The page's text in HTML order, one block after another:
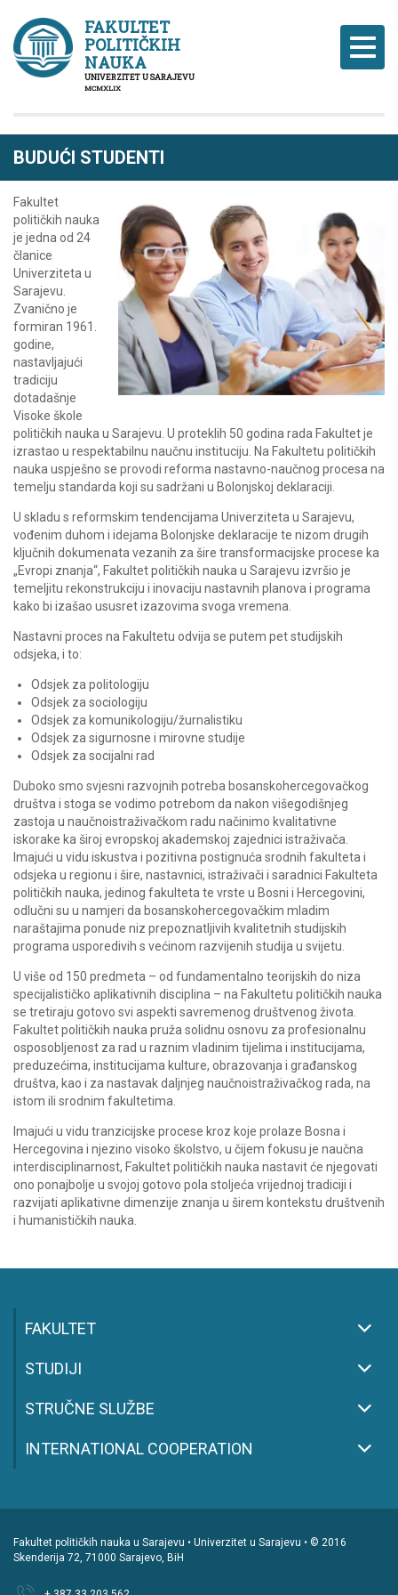
FAKULTET
POLITIČKIH
NAUKA
UNIVERZITET U SARAJEVU
MCMXLIX
BUDUĆI STUDENTI
Fakultet
političkih nauka
je jedna od 24
članice
Univerziteta u
Sarajevu.
Zvanično je
formiran 1961.
godine,
nastavljajući
tradiciju
dotadašnje
Visoke škole
političkih nauka u Sarajevu. U proteklih 50 godina rada Fakultet je
izrastao u respektabilnu naučnu instituciju. Na Fakultetu političkih
nauka uspješno se provodi reforma nastavno-naučnog procesa na
temelju standarda koji su sadržani u Bolonjskoj deklaraciji.
U skladu s reformskim tendencijama Univerziteta u Sarajevu,
vođenim duhom i idejama Bolonjske deklaracije te nizom drugih
ključnih dokumenata vezanih za šire transformacijske procese ka
„Evropi znanja“, Fakultet političkih nauka u Sarajevu izvršio je
temeljitu rekonstrukciju i inovaciju nastavnih planova i programa
kako bi izašao ususret izazovima svoga vremena.
Nastavni proces na Fakultetu odvija se putem pet studijskih
odsjeka, i to:
Odsjek za politologiju
Odsjek za sociologiju
Odsjek za komunikologiju/žurnalistiku
Odsjek za sigurnosne i mirovne studije
Odsjek za socijalni rad
Duboko smo svjesni razvojnih potreba bosanskohercegovačkog
društva i stoga se vodimo potrebom da nakon višegodišnjeg
zastoja u naučnoistraživačkom radu načinimo kvalitativne
iskorake ka široj evropskoj akademskoj zajednici istraživača.
Imajući u vidu iskustva i pozitivna postignuća srodnih fakulteta i
odsjeka u regionu i šire, nastavnici, istraživači i saradnici Fakulteta
političkih nauka, jedinog fakulteta te vrste u Bosni i Hercegovini,
odlučni su u namjeri da bosanskohercegovačkim mladim
naraštajima ponude niz prepoznatljivih kvalitetnih studijskih
programa usporedivih s većinom razvijenih studija u svijetu.
U više od 150 predmeta – od fundamentalno teorijskih do niza
specijalističko aplikativnih disciplina – na Fakultetu političkih nauka
se tretiraju gotovo svi aspekti savremenog društvenog života.
Fakultet političkih nauka pruža solidnu osnovu za profesionalnu
osposobljenost za rad u raznim vladinim tijelima i institucijama,
preduzećima, institucijama kulture, obrazovanja i građanskog
društva, kao i za nastavak daljnjeg naučnoistraživačkog rada, na
istom ili srodnim fakultetima.
Imajući u vidu tranzicijske procese kroz koje prolaze Bosna i
Hercegovina i njezino visoko školstvo, u čijem fokusu je naučna
interdisciplinarnost, Fakultet političkih nauka nastavit će njegovati
ono ponajbolje u svojoj gotovo pola stoljeća vrijednoj tradiciji i
razvijati aplikativne dimenzije znanja u širem kontekstu društvenih
i humanističkih nauka.
FAKULTET
STUDIJI
STRUČNE SLUŽBE
INTERNATIONAL COOPERATION
Fakultet političkih nauka u Sarajevu • Univerzitet u Sarajevu • © 2016
Skenderija 72, 71000 Sarajevo, BiH